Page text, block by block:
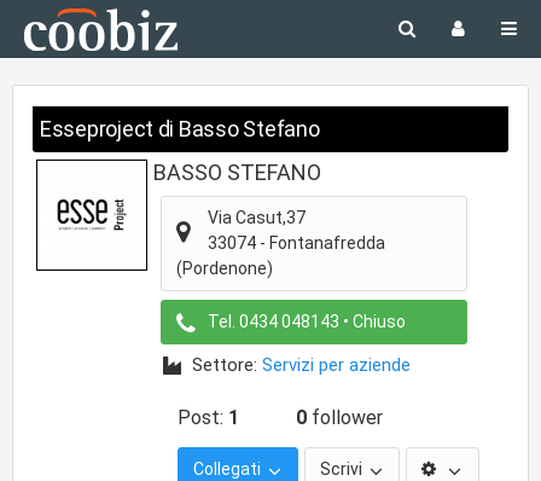
Esseproject di Basso Stefano
BASSO STEFANO
Via Casut,37
33074 - Fontanafredda
(Pordenone)
Tel. 0434 048143 • Chiuso
Settore: Servizi per aziende
Post: 1 0 follower
Collegati Scrivi